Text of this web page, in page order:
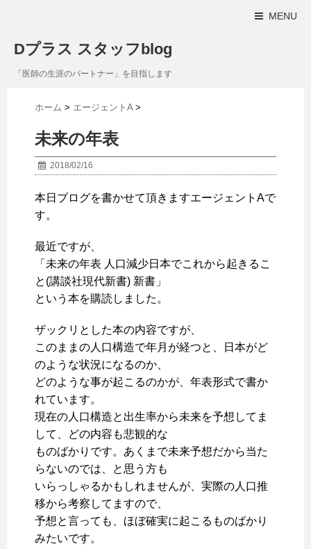
MENU
Dプラス スタッフblog
「医師の生涯のパートナー」を目指します
ホーム > エージェントA >
未来の年表
2018/02/16
本日ブログを書かせて頂きますエージェントAで
す。
最近ですが、
「未来の年表 人口減少日本でこれから起きるこ
と(講談社現代新書) 新書」
という本を購読しました。
ザックリとした本の内容ですが、
このままの人口構造で年月が経つと、日本がど
のような状況になるのか、
どのような事が起こるのかが、年表形式で書か
れています。
現在の人口構造と出生率から未来を予想してま
して、どの内容も悲観的な
ものばかりです。あくまで未来予想だから当た
らないのでは、と思う方も
いらっしゃるかもしれませんが、実際の人口推
移から考察してますので、
予想と言っても、ほぼ確実に起こるものばかり
みたいです。